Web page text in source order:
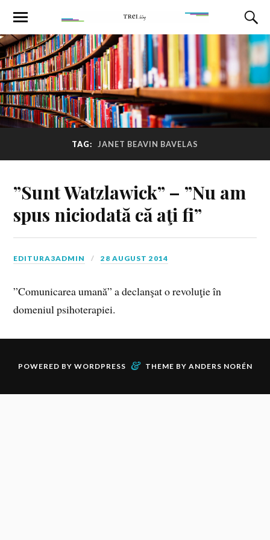
TAG: JANET BEAVIN BAVELAS
”Sunt Watzlawick” – ”Nu am
spus niciodată că aţi fi”
EDITURA3ADMIN 28 AUGUST 2014
”Comunicarea umană” a declanşat o revoluţie în
domeniul psihoterapiei.
POWERED BY WORDPRESS & THEME BY ANDERS NORÉN